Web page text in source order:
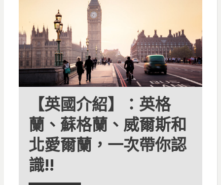
【英國介紹】：英格
蘭、蘇格蘭、威爾斯和
北愛爾蘭，一次帶你認
識!!